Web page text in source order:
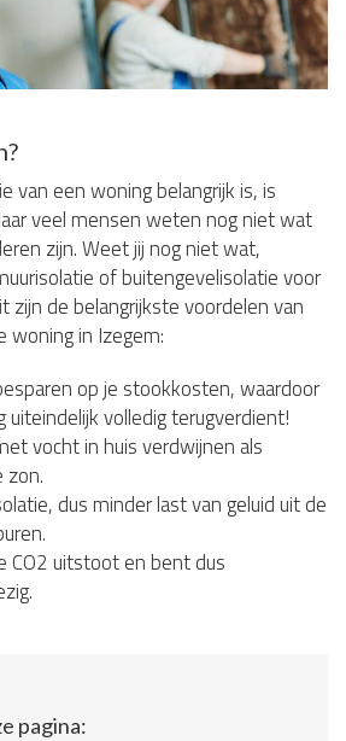
van een woning belangrijk is, is
veel mensen weten nog niet wat
zijn. Weet jij nog niet wat,
of buitengevelisolatie voor
zijn de belangrijkste voordelen van
woning in Izegem:
op je stookkosten, waardoor
uiteindelijk volledig terugverdient!
vocht in huis verdwijnen als
zon.
dus minder last van geluid uit de
CO2 uitstoot en bent dus
pagina: